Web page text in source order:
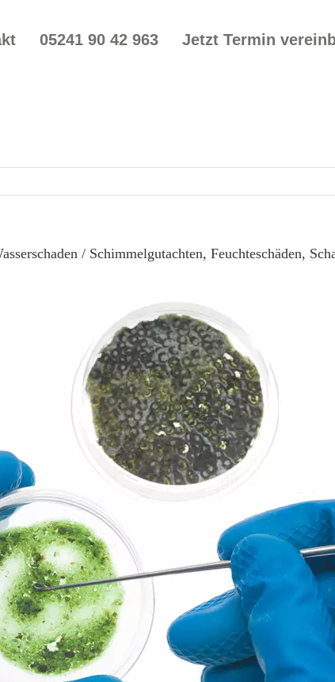
05241 90 42 963 Jetzt Termin
/ Schimmelgutachten, Feuchteschäden,